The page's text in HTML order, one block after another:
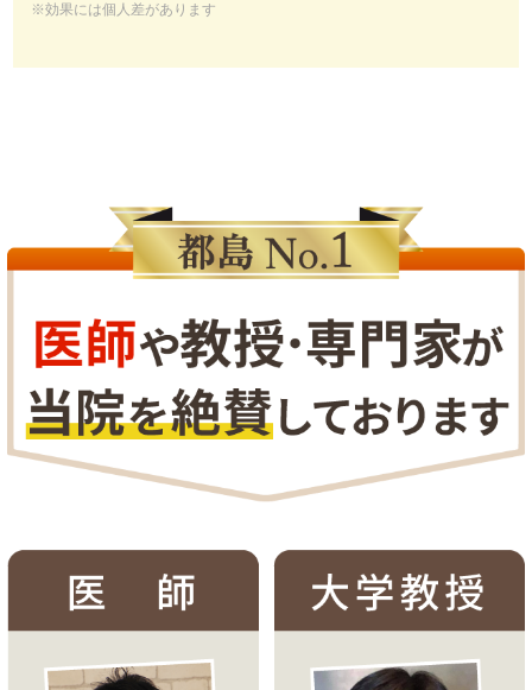
※効果には個人差があります